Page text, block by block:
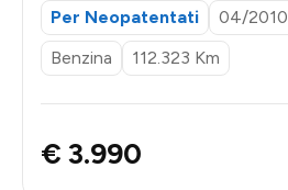
Per Neopatentati
04/2010
Benzina
112.323 Km
€ 3.990